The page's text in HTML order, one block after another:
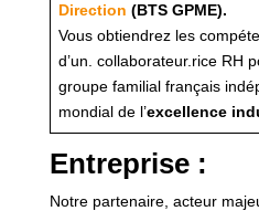
Direction (BTS GPME).
Vous obtiendrez les
d’un. collaborateur.rice RH
groupe familial français
mondial de l’excellence
Entreprise:
Notre partenaire, acteur